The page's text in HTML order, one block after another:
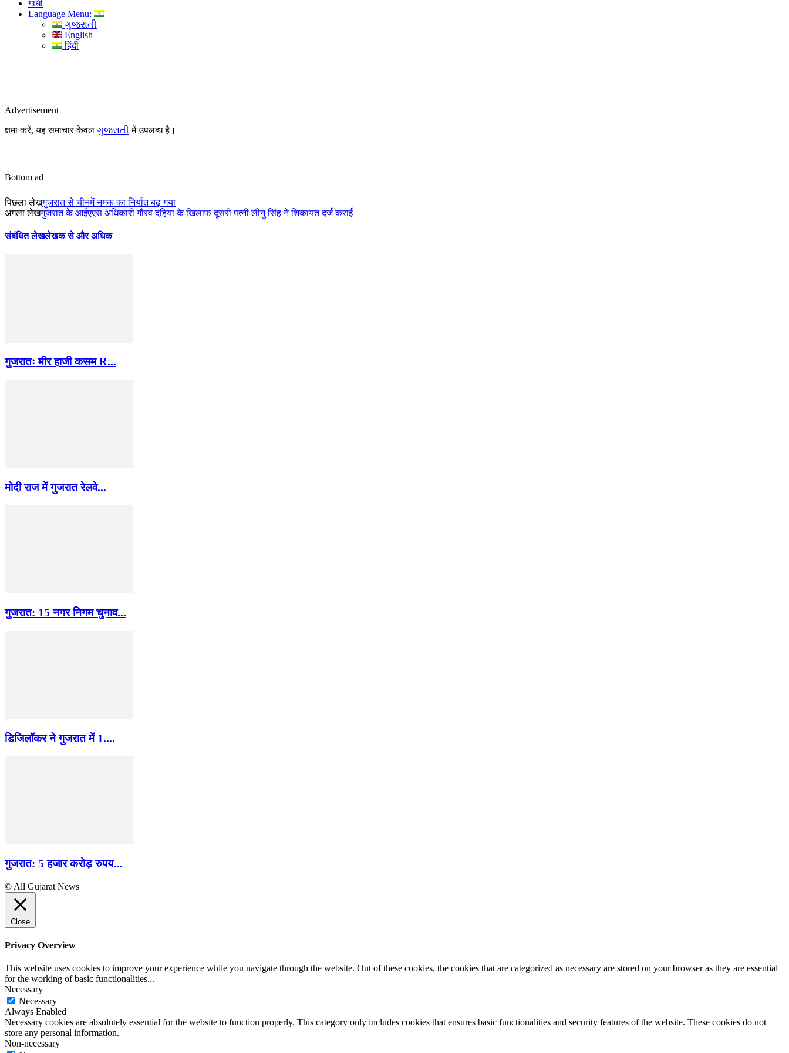
गांधी
Language Menu:
ગુજરાતી
English
हिंदी
Advertisement
क्षमा करें, यह समाचार केवल ગુજરાતી में उपलब्ध है।
Bottom ad
पिछला लेखगुजरात से चीनमें नमक का निर्यात बढ़ गया
अगला लेखगुजरात के आईएएस अधिकारी गौरव दहिया के खिलाफ दूसरी पत्नी लीनु सिंह ने शिकायत दर्ज कराई
संबंधित लेखलेखक से और अधिक
गुजरातः मीर हाजी कसम R...
मोदी राज में गुजरात रेलवे...
गुजरात: 15 नगर निगम चुनाव...
डिजिलॉकर ने गुजरात में 1....
गुजरात: 5 हजार करोड़ रुपय...
© All Gujarat News
Close
Privacy Overview
This website uses cookies to improve your experience while you navigate through the website. Out of these cookies, the cookies that are categorized as necessary are stored on your browser as they are essential
for the working of basic functionalities...
Necessary
Necessary
Always Enabled
Necessary cookies are absolutely essential for the website to function properly. This category only includes cookies that ensures basic functionalities and security features of the website. These cookies do not
store any personal information.
Non-necessary